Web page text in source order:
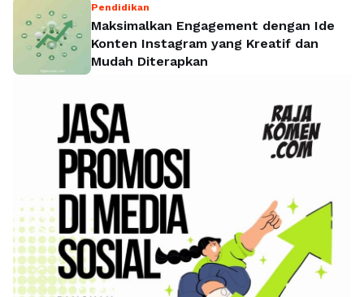
Pendidikan
Maksimalkan Engagement dengan Ide
Konten Instagram yang Kreatif dan
Mudah Diterapkan